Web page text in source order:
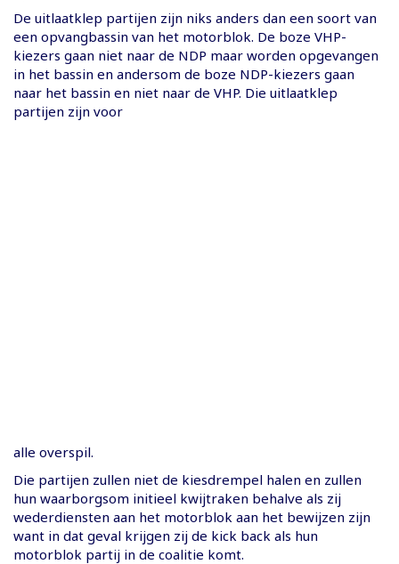
De uitlaatklep partijen zijn niks anders dan een soort van
een opvangbassin van het motorblok. De boze VHP-
kiezers gaan niet naar de NDP maar worden opgevangen
in het bassin en andersom de boze NDP-kiezers gaan
naar het bassin en niet naar de VHP. Die uitlaatklep
partijen zijn voor
alle overspil.
Die partijen zullen niet de kiesdrempel halen en zullen
hun waarborgsom initieel kwijtraken behalve als zij
wederdiensten aan het motorblok aan het bewijzen zijn
want in dat geval krijgen zij de kick back als hun
motorblok partij in de coalitie komt.